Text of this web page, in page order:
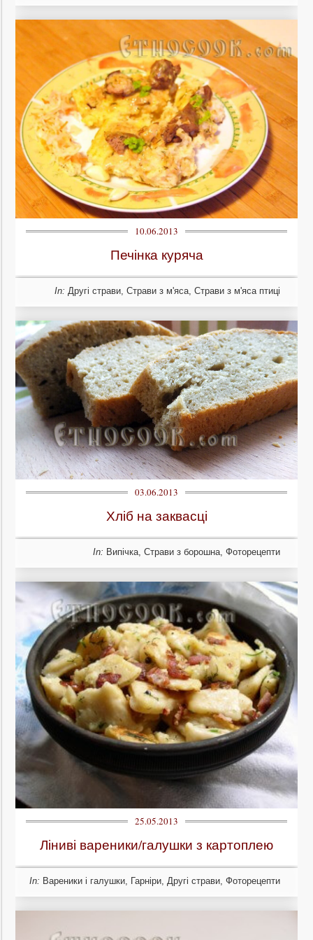
10.06.2013
Печінка куряча
In: Другі страви, Страви з м'яса, Страви з м'яса птиці
03.06.2013
Хліб на заквасці
In: Випічка, Страви з борошна, Фоторецепти
25.05.2013
Ліниві вареники/галушки з картоплею
In: Вареники і галушки, Гарніри, Другі страви, Фоторецепти